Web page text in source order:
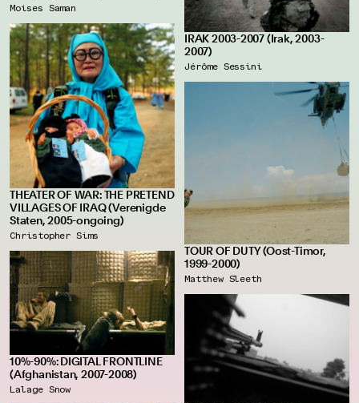
Moises Saman
IRAK 2003-2007 (Irak, 2003-
2007)
Jérôme Sessini
THEATER OF WAR: THE PRETEND
VILLAGES OF IRAQ (Verenigde
Staten, 2005-ongoing)
Christopher Sims
TOUR OF DUTY (Oost-Timor,
1999-2000)
Matthew Sleeth
10%-90%: DIGITAL FRONTLINE
(Afghanistan, 2007-2008)
Lalage Snow